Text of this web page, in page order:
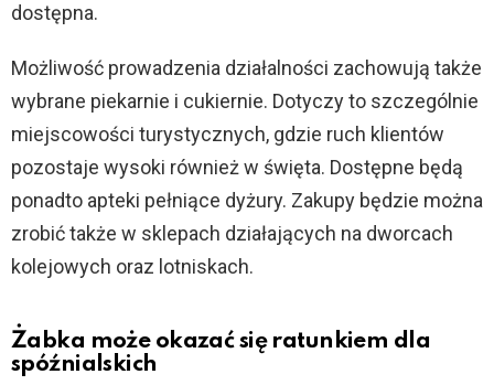
dostępna.
Możliwość prowadzenia działalności zachowują także
wybrane piekarnie i cukiernie. Dotyczy to szczególnie
miejscowości turystycznych, gdzie ruch klientów
pozostaje wysoki również w święta. Dostępne będą
ponadto apteki pełniące dyżury. Zakupy będzie można
zrobić także w sklepach działających na dworcach
kolejowych oraz lotniskach.
Żabka może okazać się ratunkiem dla
spóźnialskich